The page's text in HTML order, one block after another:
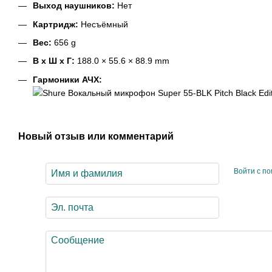
Выход наушников: Нет
Картридж: Несъёмный
Вес: 656 g
В x Ш x Г: 188.0 × 55.6 × 88.9 mm
Гармоники АЧХ:
Новый отзыв или комментарий
Войти с